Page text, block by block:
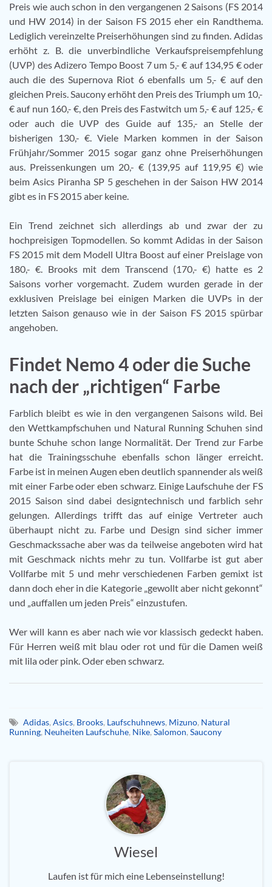
Preis wie auch schon in den vergangenen 2 Saisons (FS 2014
und HW 2014) in der Saison FS 2015 eher ein Randthema.
Lediglich vereinzelte Preiserhöhungen sind zu finden. Adidas
erhöht z. B. die unverbindliche Verkaufspreisempfehlung
(UVP) des Adizero Tempo Boost 7 um 5,- € auf 134,95 € oder
auch die des Supernova Riot 6 ebenfalls um 5,- € auf den
gleichen Preis. Saucony erhöht den Preis des Triumph um 10,-
€ auf nun 160,- €, den Preis des Fastwitch um 5,- € auf 125,- €
oder auch die UVP des Guide auf 135,- an Stelle der
bisherigen 130,- €. Viele Marken kommen in der Saison
Frühjahr/Sommer 2015 sogar ganz ohne Preiserhöhungen
aus. Preissenkungen um 20,- € (139,95 auf 119,95 €) wie
beim Asics Piranha SP 5 geschehen in der Saison HW 2014
gibt es in FS 2015 aber keine.
Ein Trend zeichnet sich allerdings ab und zwar der zu
hochpreisigen Topmodellen. So kommt Adidas in der Saison
FS 2015 mit dem Modell Ultra Boost auf einer Preislage von
180,- €. Brooks mit dem Transcend (170,- €) hatte es 2
Saisons vorher vorgemacht. Zudem wurden gerade in der
exklusiven Preislage bei einigen Marken die UVPs in der
letzten Saison genauso wie in der Saison FS 2015 spürbar
angehoben.
Findet Nemo 4 oder die Suche
nach der „richtigen“ Farbe
Farblich bleibt es wie in den vergangenen Saisons wild. Bei
den Wettkampfschuhen und Natural Running Schuhen sind
bunte Schuhe schon lange Normalität. Der Trend zur Farbe
hat die Trainingsschuhe ebenfalls schon länger erreicht.
Farbe ist in meinen Augen eben deutlich spannender als weiß
mit einer Farbe oder eben schwarz. Einige Laufschuhe der FS
2015 Saison sind dabei designtechnisch und farblich sehr
gelungen. Allerdings trifft das auf einige Vertreter auch
überhaupt nicht zu. Farbe und Design sind sicher immer
Geschmackssache aber was da teilweise angeboten wird hat
mit Geschmack nichts mehr zu tun. Vollfarbe ist gut aber
Vollfarbe mit 5 und mehr verschiedenen Farben gemixt ist
dann doch eher in die Kategorie „gewollt aber nicht gekonnt“
und „auffallen um jeden Preis“ einzustufen.
Wer will kann es aber nach wie vor klassisch gedeckt haben.
Für Herren weiß mit blau oder rot und für die Damen weiß
mit lila oder pink. Oder eben schwarz.
Adidas, Asics, Brooks, Laufschuhnews, Mizuno, Natural
Running, Neuheiten Laufschuhe, Nike, Salomon, Saucony
Wiesel
Laufen ist für mich eine Lebenseinstellung!